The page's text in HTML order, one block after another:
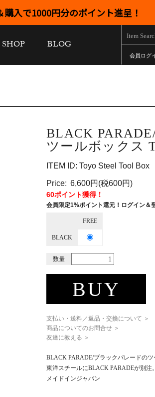
入で1000円分のポイント進呈！
SHOP BLOG
会員ログ
BLACK
ツールボックス
ITEM ID: Toyo Steel Tool Box
Price: 6,600円(税600円)
60ポイント獲得！
会員限定1%ポイント還元！ログイン＆
FREE
BLACK
数量
BUY
支払い・送料／返品・交換について ＞
商品についてのお問合せ ＞
友達に教える ＞
BLACK PARADE/ブラックパレードのツ
東洋スチールにBLACK PARADEが別注。
メイドインジャパン